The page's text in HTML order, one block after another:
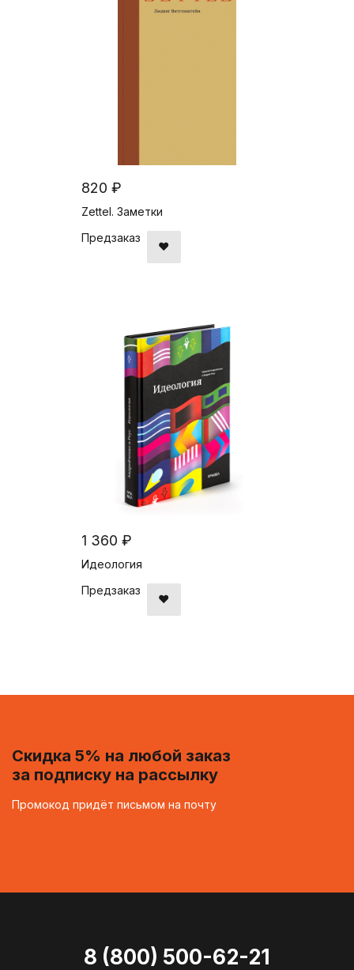
820 ₽
Zettel. Заметки
Предзаказ
1 360 ₽
Идеология
Предзаказ
Скидка 5% на любой заказ
за подписку на рассылку
Промокод придёт письмом на почту
8 (800) 500-62-21